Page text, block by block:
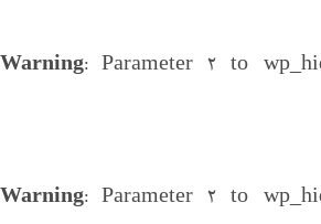
Warning: Parameter 2 to
Warning: Parameter 2 to